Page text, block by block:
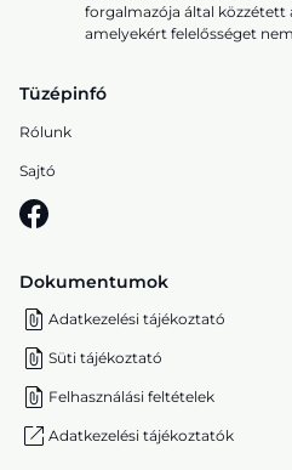
forgalmazója által közzétett
amelyekért felelősséget
Tüzépinfó
Rólunk
Sajtó
Dokumentumok
Adatkezelési tájékoztató
Süti tájékoztató
Felhasználási feltételek
Adatkezelési tájékoztatók